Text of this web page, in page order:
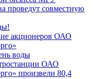
проведут совместную
акционеров ОАО
воды
ОАО
произвели 80,4